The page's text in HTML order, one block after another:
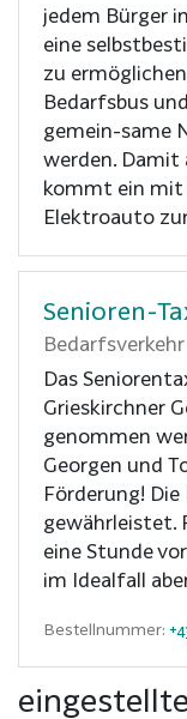
jedem Bürger
eine
zu
Bedarfsbus
gemein-same
werden.
kommt ein mit
Elektroauto
Senioren-
Bedarfsverkehr
Das
Grieskirchner
genommen
Georgen und
Förderung!
gewährleistet.
eine Stunde
im Idealfall
Bestellnummer: